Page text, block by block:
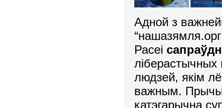
Адной з
Расеі
ліберастычных
людзей, якім
важным.
катэгарычна